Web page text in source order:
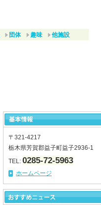
団体 趣味 他施設
〒321-4217
栃木県芳賀郡益子町益子2936-1
TEL: 0285-72-5963
ホームページ